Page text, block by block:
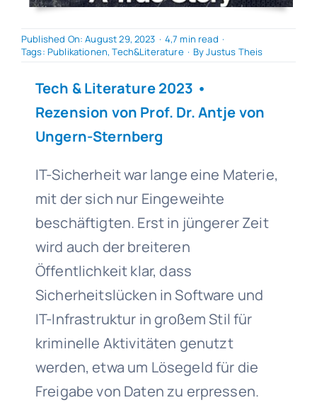
Published On: August 29, 2023 · 4,7 min read ·
Tags: Publikationen,Tech&Literature · ByJustus Theis
Tech & Literature 2023 •
Rezension von Prof. Dr. Antje von
Ungern-Sternberg
IT-Sicherheit war lange eine Materie,
mit der sich nur Eingeweihte
beschäftigten. Erst in jüngerer Zeit
wird auch der breiteren
Öffentlichkeit klar, dass
Sicherheitslücken in Software und
IT-Infrastruktur in großem Stil für
kriminelle Aktivitäten genutzt
werden, etwa um Lösegeld für die
Freigabe von Daten zu erpressen.